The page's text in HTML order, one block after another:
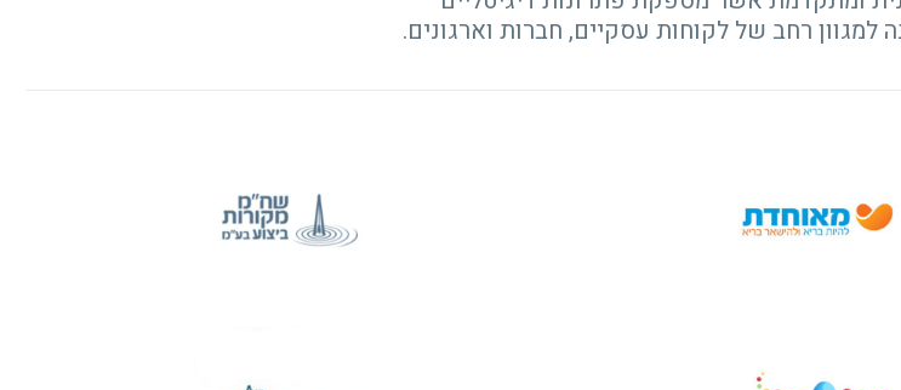
למגוון רחב של לקוחות עסקיים, חברות וארגונים.